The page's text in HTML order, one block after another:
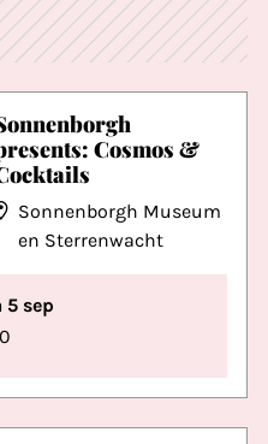
Cosmos &
Sonnenborgh Museum
en Sterrenwacht
5 sep